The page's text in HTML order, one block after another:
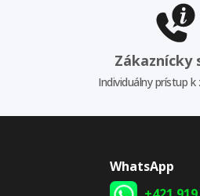
Zákaznícky
Individuálny prístup
WhatsApp